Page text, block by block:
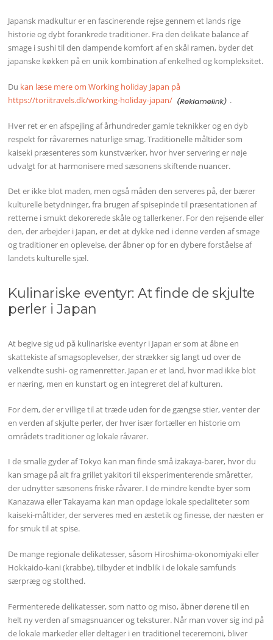
Japansk madkultur er en fascinerende rejse gennem et lands rige
historie og dybt forankrede traditioner. Fra den delikate balance af
smage i sushi til den dampende komfort af en skål ramen, byder det
japanske køkken på en unik kombination af enkelhed og kompleksitet.
Du kan læse mere om Working holiday Japan på
https://toriitravels.dk/working-holiday-japan/
.
Hver ret er en afspejling af århundreder gamle teknikker og en dyb
respekt for råvarernes naturlige smag. Traditionelle måltider som
kaiseki præsenteres som kunstværker, hvor hver servering er nøje
udvalgt for at harmonisere med sæsonens skiftende nuancer.
Det er ikke blot maden, men også måden den serveres på, der bærer
kulturelle betydninger, fra brugen af spisepinde til præsentationen af
retterne i smukt dekorerede skåle og tallerkener. For den rejsende eller
den, der arbejder i Japan, er det at dykke ned i denne verden af smage
og traditioner en oplevelse, der åbner op for en dybere forståelse af
landets kulturelle sjæl.
Kulinariske eventyr: At finde de skjulte
perler i Japan
At begive sig ud på kulinariske eventyr i Japan er som at åbne en
skattekiste af smagsoplevelser, der strækker sig langt ud over de
velkendte sushi- og ramenretter. Japan er et land, hvor mad ikke blot
er næring, men en kunstart og en integreret del af kulturen.
For dem, der er villige til at træde uden for de gængse stier, venter der
en verden af skjulte perler, der hver især fortæller en historie om
områdets traditioner og lokale råvarer.
I de smalle gyder af Tokyo kan man finde små izakaya-barer, hvor du
kan smage på alt fra grillet yakitori til eksperimenterende småretter,
der udnytter sæsonens friske råvarer. I de mindre kendte byer som
Kanazawa eller Takayama kan man opdage lokale specialiteter som
kaiseki-måltider, der serveres med en æstetik og finesse, der næsten er
for smuk til at spise.
De mange regionale delikatesser, såsom Hiroshima-okonomiyaki eller
Hokkaido-kani (krabbe), tilbyder et indblik i de lokale samfunds
særpræg og stolthed.
Fermenterede delikatesser, som natto og miso, åbner dørene til en
helt ny verden af smagsnuancer og teksturer. Når man vover sig ind på
de lokale markeder eller deltager i en traditionel teceremoni, bliver